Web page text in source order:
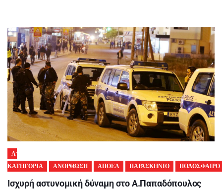
Α'
ΚΑΤΗΓΟΡΙΑ
ΑΝΟΡΘΩΣΗ ΑΠΟΕΛ ΠΑΡΑΣΚΗΝΙΟ ΠΟΔΟΣΦΑΙΡΟ
Ισχυρή αστυνομική δύναμη στο Α.Παπαδόπουλος